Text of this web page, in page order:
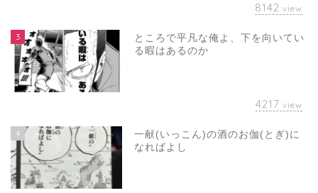
8142 view
3
ところで平凡な俺よ、下を向いてい
る暇はあるのか
4217 view
4
一献(いっこん)の酒のお伽(とぎ)に
なればよし